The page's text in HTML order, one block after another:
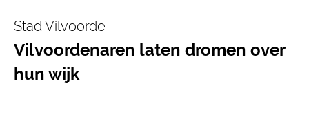
Stad Vilvoorde
Vilvoordenaren laten dromen over
hun wijk